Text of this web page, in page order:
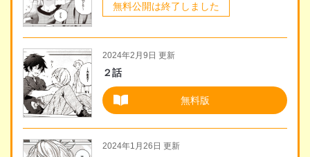
2024年1月26日 更新
2024年2月9日 更新
２話
無料版
無料公開は終了しました